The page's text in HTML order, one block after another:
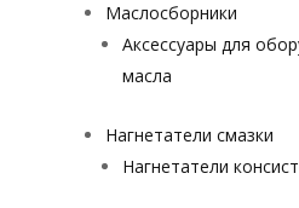
Маслосборники
Аксессуары для
масла
Нагнетатели смазки
Нагнетатели